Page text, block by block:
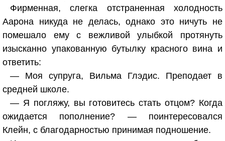
Фирменная, слегка отстраненная холодность
Аарона никуда не делась, однако это ничуть не
помешало ему с вежливой улыбкой протянуть
изысканно упакованную бутылку красного вина и
ответить:
— Моя супруга, Вильма Глэдис. Преподает в
средней школе.
— Я погляжу, вы готовитесь стать отцом? Когда
ожидается пополнение? — поинтересовался
Клейн, с благодарностью принимая подношение.